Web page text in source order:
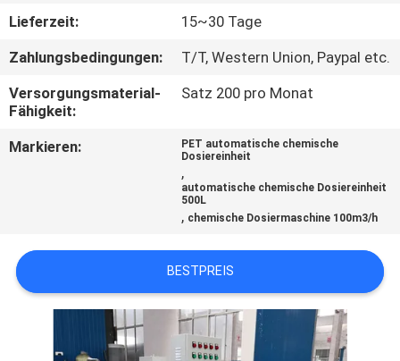
UNS
IN
VERBINDUNG
NACHRICHTEN
ZITAT
SITEMAP
Lieferzeit:
15~30 Tage
Zahlungsbedingungen:
T/T, Western Union, Paypal etc.
Versorgungsmaterial-
Fähigkeit:
Satz 200 pro Monat
Markieren:
PET automatische chemische
Dosiereinheit
,
automatische chemische Dosiereinheit
500L
, chemische Dosiermaschine 100m3/h
BESTPREIS